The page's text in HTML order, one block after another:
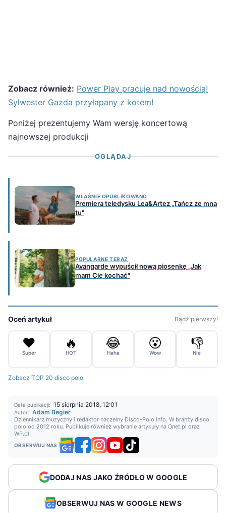
Zobacz również: Power Play pracuje nad nowością!
Sylwester Gazda przyłapany z kotem!
Poniżej prezentujemy Wam wersję koncertową
najnowszej produkcji
OGLĄDAJ
WŁAŚNIE OPUBLIKOWANO
Premiera teledysku Lea&Artez „Tańcz ze mną
tu"
POPULARNE TERAZ
Avangarde wypuścił nową piosenkę „Jak
mam Cię kochać"
Oceń artykuł Bądź pierwszy!
❤️
Super
🔥
HOT
😂
Haha
😮
Wow
👎
Nie
Zobacz TOP 20 disco polo
Data publikacji: 15 sierpnia 2018, 12:01
Autor: Adam Begier
Dziennikarz muzyczny i redaktor naczelny Disco-Polo.info. W branży disco
polo od 2012 roku. Publikuje również wybranie artykuły na Onet.pl oraz
WP.pl
OBSERWUJ NAS
DODAJ NAS JAKO ŹRÓDŁO W GOOGLE
OBSERWUJ NAS W GOOGLE NEWS